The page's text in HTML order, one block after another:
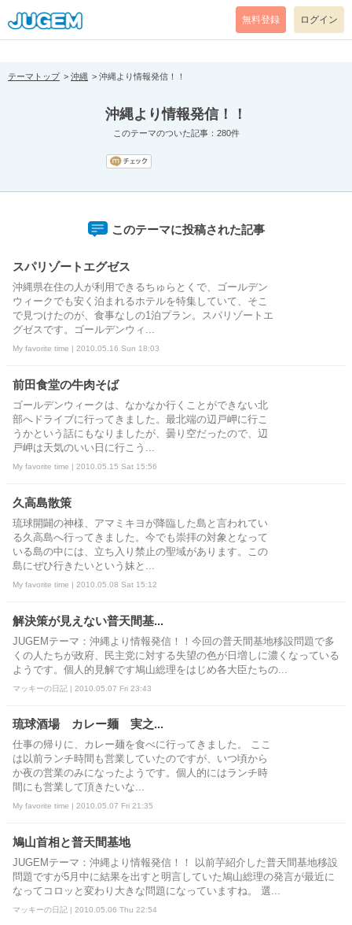
[pear_error: message="Success" code=0 mode=return level=notice
prefix="" info=""]
無料登録 ログイン
テーマトップ 沖縄 沖縄より情報発信！！
沖縄より情報発信！！
このテーマのついた記事：280件
このテーマに投稿された記事
スパリゾートエグゼス
沖縄県在住の人が利用できるちゅらとくで、ゴールデン
ウィークでも安く泊まれるホテルを特集していて、そこ
で見つけたのが、食事なしの1泊プラン。スパリゾートエ
グゼスです。ゴールデンウィ...
My favorite time | 2010.05.16 Sun 18:03
前田食堂の牛肉そば
ゴールデンウィークは、なかなか行くことができない北
部へドライブに行ってきました。最北端の辺戸岬に行こ
うかという話にもなりましたが、曇り空だったので、辺
戸岬は天気のいい日に行こう...
My favorite time | 2010.05.15 Sat 15:56
久高島散策
琉球開闢の神様、アマミキヨが降臨した島と言われてい
る久高島へ行ってきました。今でも崇拝の対象となって
いる島の中には、立ち入り禁止の聖域があります。この
島にぜひ行きたいという妹と...
My favorite time | 2010.05.08 Sat 15:12
解決策が見えない普天間基...
JUGEMテーマ：沖縄より情報発信！！今回の普天間基地移設問題で多
くの人たちが政府、民主党に対する失望の色が日増しに濃くなっている
ようです。個人的見解です鳩山総理をはじめ各大臣たちの...
マッキーの日記 | 2010.05.07 Fri 23:43
琉球酒場 カレー麺 実之...
仕事の帰りに、カレー麺を食べに行ってきました。 ここ
は以前ランチ時間も営業していたのですが、いつ頃から
か夜の営業のみになったようです。個人的にはランチ時
間にも営業して頂きたいな...
My favorite time | 2010.05.07 Fri 21:35
鳩山首相と普天間基地
JUGEMテーマ：沖縄より情報発信！！ 以前芋紹介した普天間基地移設
問題ですが5月中に結果を出すと明言していた鳩山総理の発言が最近に
なってコロッと変わり大きな問題になっていますね。 選...
マッキーの日記 | 2010.05.06 Thu 22:54